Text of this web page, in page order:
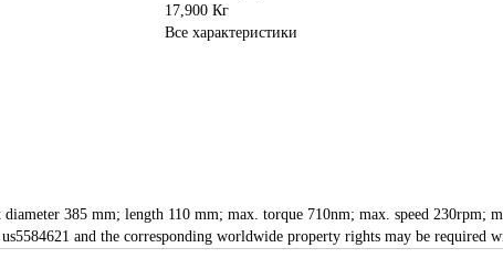
17,900 Кг
Все характеристики
385 mm; length 110 mm; max. torque 710nm; max. speed 230rpm;
and the corresponding worldwide property rights may be required